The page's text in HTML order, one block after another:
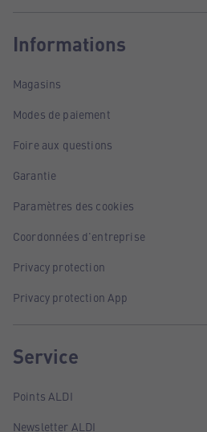
Informations
Magasins
Modes de paiement
Foire aux questions
Garantie
Paramètres des cookies
Coordonnées d'entreprise
Privacy protection
Privacy protection App
Service
Points ALDI
Newsletter ALDI